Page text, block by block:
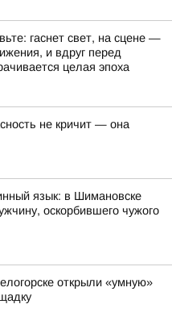
гаснет свет, на сцене —
и вдруг перед
целая эпоха
не кричит — она
язык: в Шимановске
оскорбившего чужого
открыли «умную»